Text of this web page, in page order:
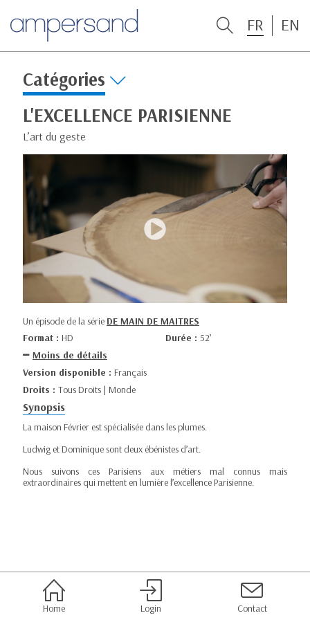
FR EN
Catégories
L'EXCELLENCE PARISIENNE
L’art du geste
Un épisode de la série DE MAIN DE MAITRES
Format : HD Durée : 52’
Moins de détails
Version disponible : Français
Droits : Tous Droits | Monde
Synopsis
La maison Février est spécialisée dans les plumes.
Ludwig et Dominique sont deux ébénistes d’art.
Nous suivons ces Parisiens aux métiers mal connus mais
extraordinaires qui mettent en lumière l’excellence Parisienne.
Home Login Contact